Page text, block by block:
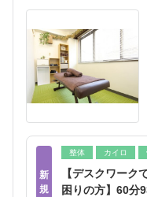
新
規
整体 カイロ
【デスクワーク
困りの方】60分